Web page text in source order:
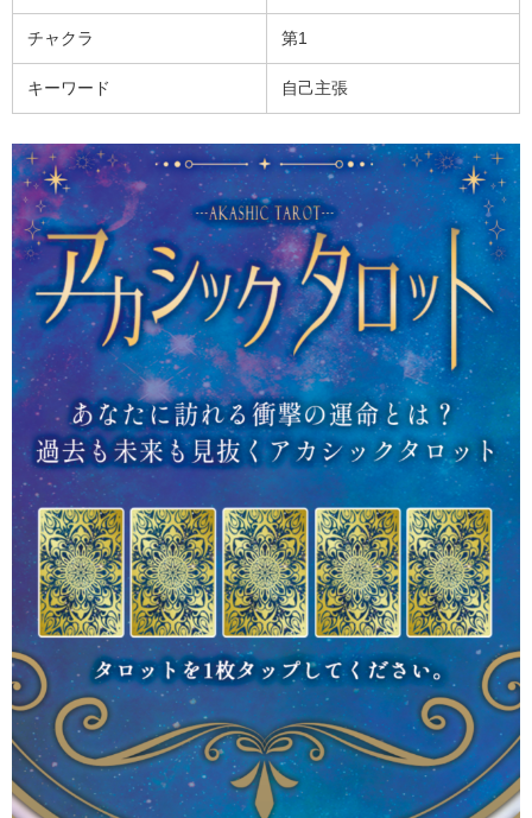
チャクラ 第1
キーワード 自己主張